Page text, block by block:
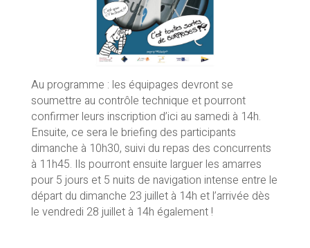
Au programme : les équipages devront se
soumettre au contrôle technique et pourront
confirmer leurs inscription d’ici au samedi à 14h.
Ensuite, ce sera le briefing des participants
dimanche à 10h30, suivi du repas des concurrents
à 11h45. Ils pourront ensuite larguer les amarres
pour 5 jours et 5 nuits de navigation intense entre le
départ du dimanche 23 juillet à 14h et l’arrivée dès
le vendredi 28 juillet à 14h également !